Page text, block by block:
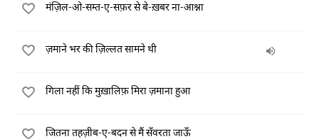
मंज़िल-ओ-सम्त-ए-सफ़र से बे-ख़बर ना-आश्ना
ज़माने भर की ज़िल्लत सामने थी
गिला नहीं कि मुख़ालिफ़ मिरा ज़माना हुआ
जितना तहज़ीब-ए-बदन से मैं सँवरता जाऊँ